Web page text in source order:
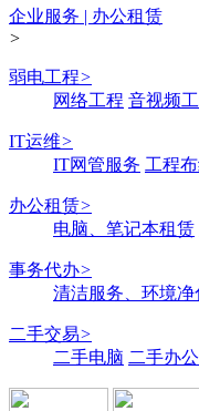
企业服务 | 办公租赁
>
弱电工程>
网络工程 音视频
IT运维>
IT网管服务 工程
办公租赁>
电脑、笔记本租赁
事务代办>
清洁服务、环境净
二手交易>
二手电脑 二手办